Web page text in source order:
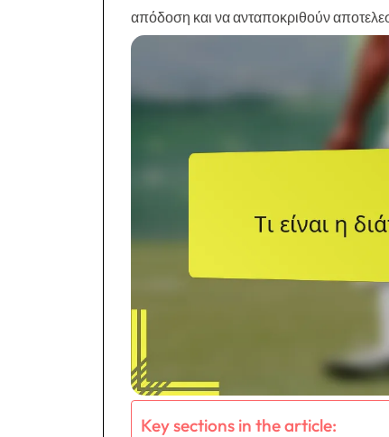
απόδοση και να ανταποκριθούν
Key sections in the article: